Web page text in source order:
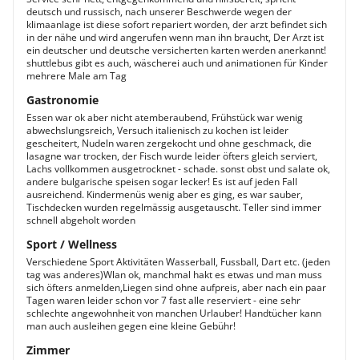
deutsch und russisch, nach unserer Beschwerde wegen der
klimaanlage ist diese sofort repariert worden, der arzt befindet sich
in der nähe und wird angerufen wenn man ihn braucht, Der Arzt ist
ein deutscher und deutsche versicherten karten werden anerkannt!
shuttlebus gibt es auch, wäscherei auch und animationen für Kinder
mehrere Male am Tag
Gastronomie
Essen war ok aber nicht atemberaubend, Frühstück war wenig
abwechslungsreich, Versuch italienisch zu kochen ist leider
gescheitert, Nudeln waren zergekocht und ohne geschmack, die
lasagne war trocken, der Fisch wurde leider öfters gleich serviert,
Lachs vollkommen ausgetrocknet - schade. sonst obst und salate ok,
andere bulgarische speisen sogar lecker! Es ist auf jeden Fall
ausreichend. Kindermenüs wenig aber es ging, es war sauber,
Tischdecken wurden regelmässig ausgetauscht. Teller sind immer
schnell abgeholt worden
Sport / Wellness
Verschiedene Sport Aktivitäten Wasserball, Fussball, Dart etc. (jeden
tag was anderes)Wlan ok, manchmal hakt es etwas und man muss
sich öfters anmelden,Liegen sind ohne aufpreis, aber nach ein paar
Tagen waren leider schon vor 7 fast alle reserviert - eine sehr
schlechte angewohnheit von manchen Urlauber! Handtücher kann
man auch ausleihen gegen eine kleine Gebühr!
Zimmer